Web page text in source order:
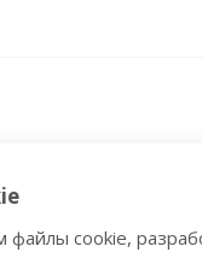
файлы cookie,